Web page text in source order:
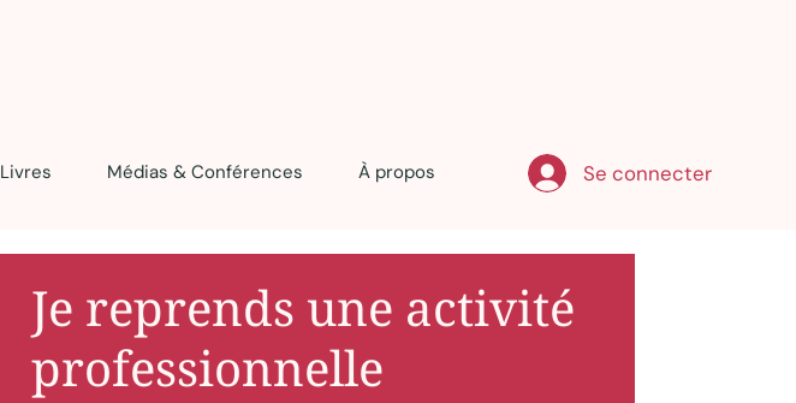
Livres Médias & Conférences À propos Se connecter
Je reprends une activité
professionnelle